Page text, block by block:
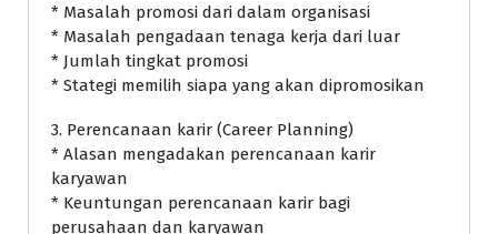
* Masalah promosi dari dalam organisasi
* Masalah pengadaan tenaga kerja dari luar
* Jumlah tingkat promosi
* Stategi memilih siapa yang akan dipromosikan
3. Perencanaan karir (Career Planning)
* Alasan mengadakan perencanaan karir
karyawan
* Keuntungan perencanaan karir bagi
perusahaan dan karyawan